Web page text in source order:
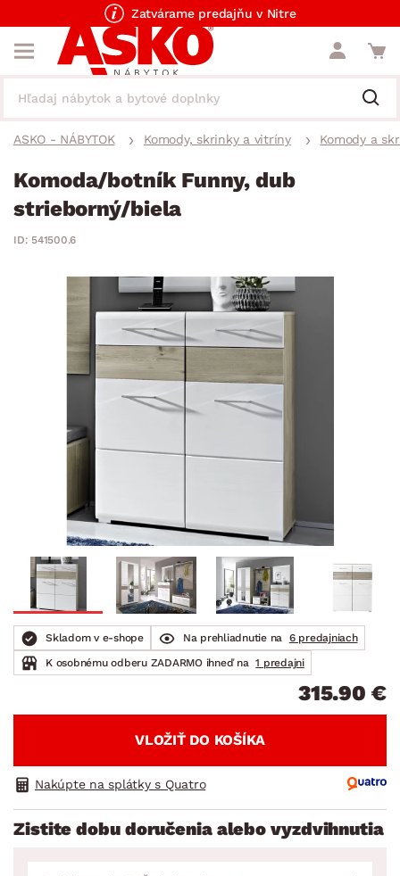
Zatvárame predajňu v Nitre
ASKO - NÁBYTOK Komody, skrinky a vitríny Komody a
Komoda/botník Funny, dub
strieborný/biela
ID: 541500.6
Skladom v e-shope Na prehliadnutie na
6 predajniach
K osobnému odberu ZADARMO ihneď na 1 predajni
315.90 €
VLOŽIŤ DO KOŠÍKA
Nakúpte na splátky s Quatro
Zistite dobu doručenia alebo vyzdvihnutia